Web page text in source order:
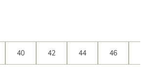
40 42 44 46